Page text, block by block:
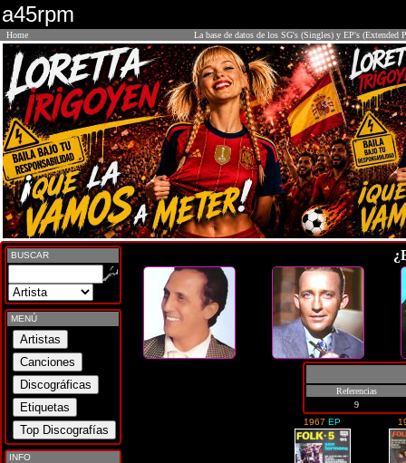
a45rpm
Home La base de datos de los SG's (Singles) y EP's (Extended
BUSCAR
MENÚ
INFO
Referencias
9
1967EP